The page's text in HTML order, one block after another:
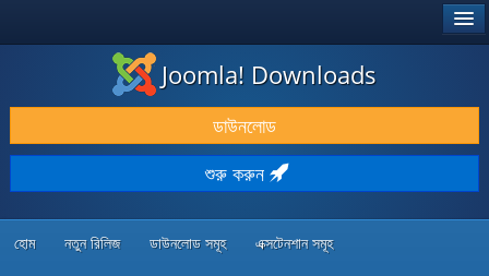
ডাউনলোড & প্রসারিত করুন
আবিষ্কার & শিখুন
কমিউনিটি & সহায়তা
Joomla! Downloads
ডাউনলোড
শুরু করুন
হোম নতুন রিলিজ ডাউনলোড সমূহ এক্সটেনশান সমূহ